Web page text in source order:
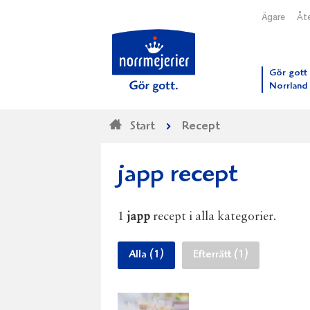
Ägare
Gör gott
Norrland
Start Recept
japp recept
1 japp recept i alla kategorier.
Alla (1) Efterrätt (1)